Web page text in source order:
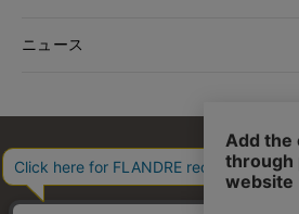
ニュース